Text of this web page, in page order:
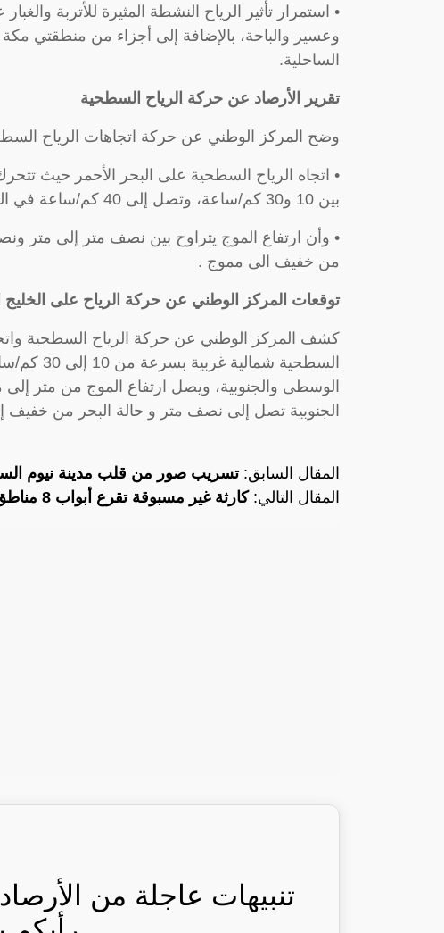
• استمرار تأثير الرياح النشطة المثيرة للأتربة
وعسير والباحة، بالإضافة إلى أجزاء من منطقتي مكة
الساحلية.
تقرير الأرصاد عن حركة الرياح السطحية
وضح المركز الوطني عن حركة اتجاهات الرياح
• اتجاه الرياح السطحية على البحر الأحمر حيث
بين 10 و30 كم/ساعة، وتصل إلى 40 كم/ساعة في الجزء الأوسط.
• وأن ارتفاع الموج يتراوح بين نصف متر إلى متر
من خفيف الى مموج .
توقعات المركز الوطني عن حركة الرياح على الخليج
كشف المركز الوطني عن حركة الرياح السطحية
الوسطى والجنوبية، ويصل ارتفاع الموج من متر
الجنوبية تصل إلى نصف متر و حالة البحر من
المقال السابق:تسريب صور من قلب مدينة نيوم
المقال التالي:كارثة غير مسبوقة تقرع أبواب 8 مناطق سعودية..
تنبيهات عاجلة من